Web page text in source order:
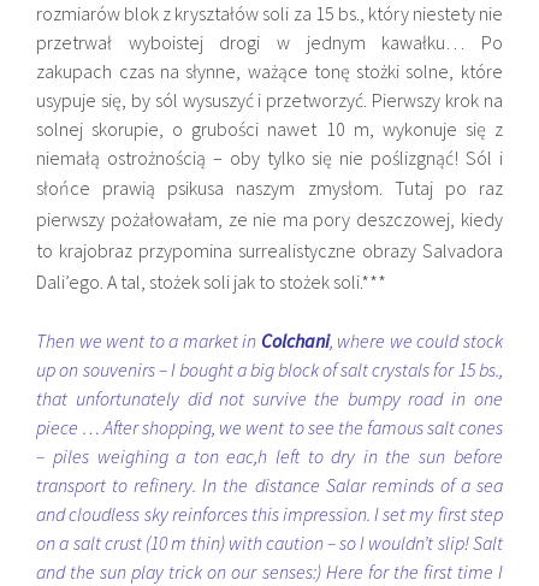
rozmiarów blok z kryształów soli za 15 bs., który niestety nie
przetrwał wyboistej drogi w jednym kawałku… Po
zakupach czas na słynne, ważące tonę stożki solne, które
usypuje się, by sól wysuszyć i przetworzyć. Pierwszy krok na
solnej skorupie, o grubości nawet 10 m, wykonuje się z
niemałą ostrożnością – oby tylko się nie poślizgnąć! Sól i
słońce prawią psikusa naszym zmysłom. Tutaj po raz
pierwszy pożałowałam, ze nie ma pory deszczowej, kiedy
to krajobraz przypomina surrealistyczne obrazy Salvadora
Dali’ego. A tal, stożek soli jak to stożek soli.***
Then we went to a market in Colchani, where we could stock
up on souvenirs – I bought a big block of salt crystals for 15 bs.,
that unfortunately did not survive the bumpy road in one
piece …After shopping, we went to see the famous salt cones
– piles weighing a ton eac,h left to dry in the sun before
transport to refinery. In the distance Salar reminds of a sea
and cloudless sky reinforces this impression. I set my first step
on a salt crust (10 m thin) with caution – so I wouldn’t slip! Salt
and the sun play trick on our senses:) Here for the first time I